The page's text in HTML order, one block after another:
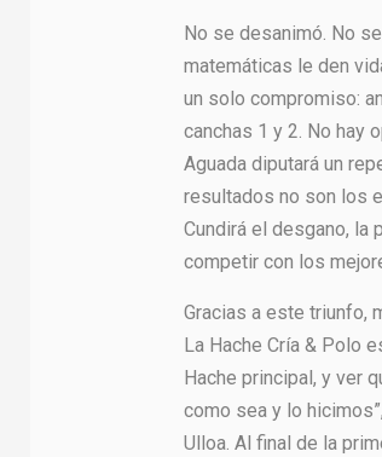
No se desanimó. No
matemáticas le den
un solo compromiso:
canchas 1 y 2. No hay
Aguada diputará un
resultados no son los
Cundirá el desgano, la
competir con los
Gracias a este triunfo,
La Hache Cría & Polo
Hache principal, y ver
como sea y lo
Ulloa. Al final de la